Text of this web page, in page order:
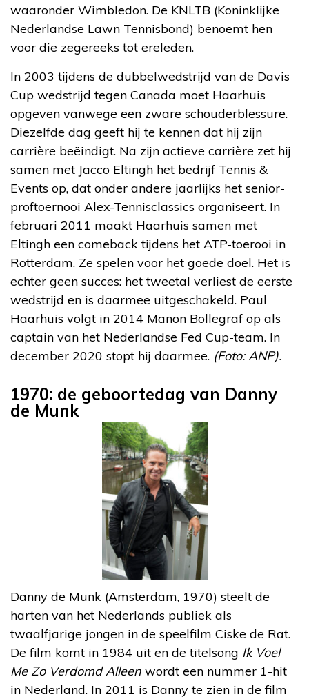
waaronder Wimbledon. De KNLTB (Koninklijke
Nederlandse Lawn Tennisbond) benoemt hen
voor die zegereeks tot ereleden.
In 2003 tijdens de dubbelwedstrijd van de Davis
Cup wedstrijd tegen Canada moet Haarhuis
opgeven vanwege een zware schouderblessure.
Diezelfde dag geeft hij te kennen dat hij zijn
carrière beëindigt. Na zijn actieve carrière zet hij
samen met Jacco Eltingh het bedrijf Tennis &
Events op, dat onder andere jaarlijks het senior-
proftoernooi Alex-Tennisclassics organiseert. In
februari 2011 maakt Haarhuis samen met
Eltingh een comeback tijdens het ATP-toerooi in
Rotterdam. Ze spelen voor het goede doel. Het is
echter geen succes: het tweetal verliest de eerste
wedstrijd en is daarmee uitgeschakeld. Paul
Haarhuis volgt in 2014 Manon Bollegraf op als
captain van het Nederlandse Fed Cup-team. In
december 2020 stopt hij daarmee. (Foto: ANP).
1970: de geboortedag van Danny
de Munk
Danny de Munk (Amsterdam, 1970) steelt de
harten van het Nederlands publiek als
twaalfjarige jongen in de speelfilm Ciske de Rat.
De film komt in 1984 uit en de titelsong Ik Voel
Me Zo Verdomd Alleen wordt een nummer 1-hit
in Nederland. In 2011 is Danny te zien in de film